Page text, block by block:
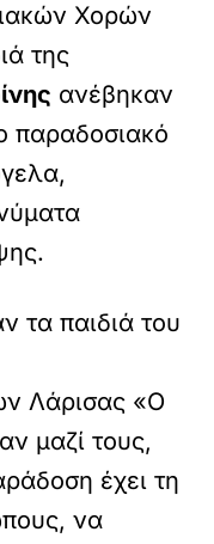
Χορών
της
ανέβηκαν
παραδοσιακό
τα παιδιά του
Λάρισας «Ο
μαζί τους,
έχει τη
να